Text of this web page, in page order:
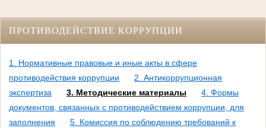
ПРОТИВОДЕЙСТВИЕ КОРРУПЦИИ
1. Нормативные правовые и иные акты в сфере
противодействия коррупции
2. Антикоррупционная
экспертиза
3. Методические материалы
4. Формы
документов, связанных с противодействием коррупции, для
заполнения
5. Комиссия по соблюдению требований к